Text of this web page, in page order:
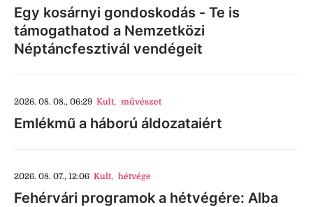
Egy kosárnyi gondoskodás - Te is
támogathatod a Nemzetközi
Néptáncfesztivál vendégeit
2026. 08. 08., 06:29 Kult, művészet
Emlékmű a háború áldozataiért
2026. 08. 07., 12:06 Kult, hétvége
Fehérvári programok a hétvégére: Alba